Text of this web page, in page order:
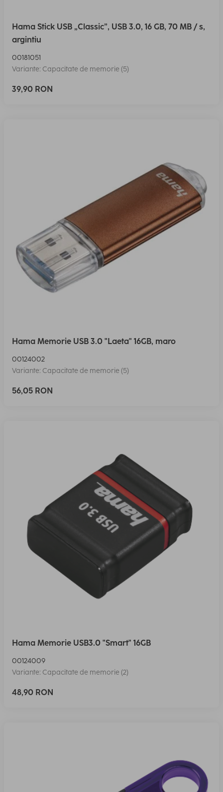
Hama Stick USB „Classic”, USB 3.0, 16 GB, 70 MB / s,
argintiu
00181051
Variante: Capacitate de memorie (5)
39,90 RON
Hama Memorie USB 3.0 "Laeta" 16GB, maro
00124002
Variante: Capacitate de memorie (5)
56,05 RON
Hama Memorie USB3.0 "Smart" 16GB
00124009
Variante: Capacitate de memorie (2)
48,90 RON